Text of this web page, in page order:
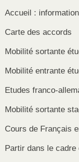
Accueil :
Carte des accords
Mobilité sortante
Mobilité entrante
Etudes franco-
Mobilité sortante
Cours de Français
Partir dans le